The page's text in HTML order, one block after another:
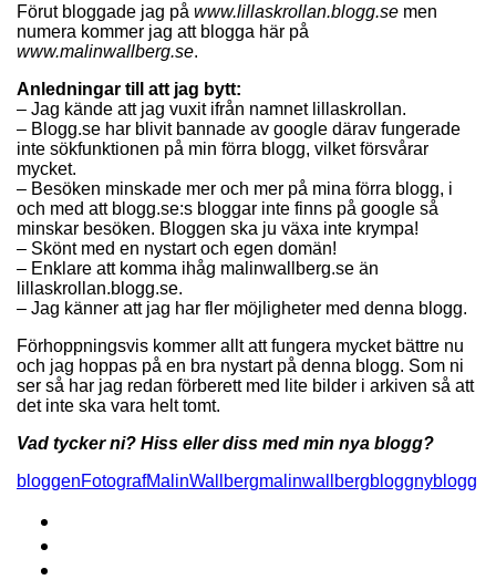
Förut bloggade jag på www.lillaskrollan.blogg.se men
numera kommer jag att blogga här på
www.malinwallberg.se.
Anledningar till att jag bytt:
– Jag kände att jag vuxit ifrån namnet lillaskrollan.
– Blogg.se har blivit bannade av google därav fungerade
inte sökfunktionen på min förra blogg, vilket försvårar
mycket.
– Besöken minskade mer och mer på mina förra blogg, i
och med att blogg.se:s bloggar inte finns på google så
minskar besöken. Bloggen ska ju växa inte krympa!
– Skönt med en nystart och egen domän!
– Enklare att komma ihåg malinwallberg.se än
lillaskrollan.blogg.se.
– Jag känner att jag har fler möjligheter med denna blogg.
Förhoppningsvis kommer allt att fungera mycket bättre nu
och jag hoppas på en bra nystart på denna blogg. Som ni
ser så har jag redan förberett med lite bilder i arkiven så att
det inte ska vara helt tomt.
Vad tycker ni? Hiss eller diss med min nya blogg?
bloggenFotografMalinWallbergmalinwallbergbloggnyblogg